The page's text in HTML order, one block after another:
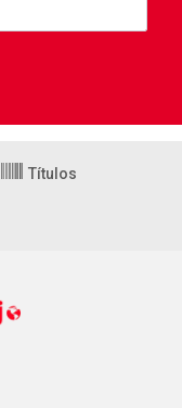
Títulos